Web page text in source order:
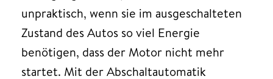
unpraktisch, wenn sie im ausgeschalteten
Zustand des Autos so viel Energie
benötigen, dass der Motor nicht mehr
startet. Mit der Abschaltautomatik